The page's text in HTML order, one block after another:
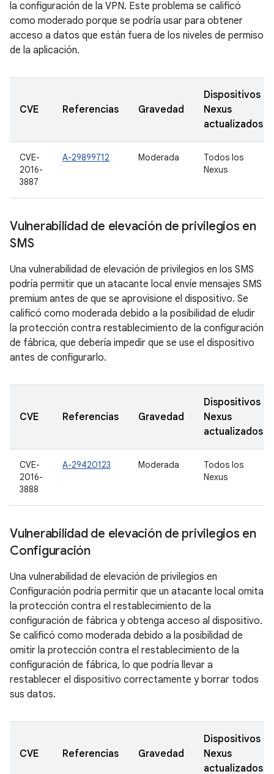
la configuración de la VPN. Este problema se calificó
como moderado porque se podría usar para obtener
acceso a datos que están fuera de los niveles de permiso
de la aplicación.
CVE Referencias Gravedad
Dispositivos
Nexus
actualizados
CVE-
2016-
3887
A-29899712 Moderada
Todos los
Nexus
Vulnerabilidad de elevación de privilegios en
SMS
Una vulnerabilidad de elevación de privilegios en los SMS
podría permitir que un atacante local envíe mensajes SMS
premium antes de que se aprovisione el dispositivo. Se
calificó como moderada debido a la posibilidad de eludir
la protección contra restablecimiento de la configuración
de fábrica, que debería impedir que se use el dispositivo
antes de configurarlo.
CVE Referencias Gravedad
Dispositivos
Nexus
actualizados
CVE-
2016-
3888
A-29420123 Moderada
Todos los
Nexus
Vulnerabilidad de elevación de privilegios en
Configuración
Una vulnerabilidad de elevación de privilegios en
Configuración podría permitir que un atacante local omita
la protección contra el restablecimiento de la
configuración de fábrica y obtenga acceso al dispositivo.
Se calificó como moderada debido a la posibilidad de
omitir la protección contra el restablecimiento de la
configuración de fábrica, lo que podría llevar a
restablecer el dispositivo correctamente y borrar todos
sus datos.
CVE Referencias Gravedad
Dispositivos
Nexus
actualizados